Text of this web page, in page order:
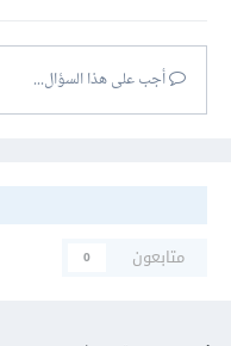
أجب على هذا السؤال...
متابعون
0